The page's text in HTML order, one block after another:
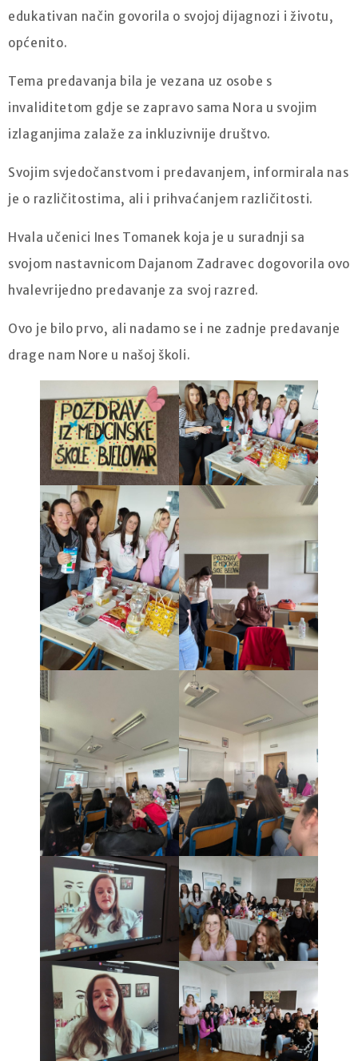
edukativan način govorila o svojoj dijagnozi i životu,
općenito.
Tema predavanja bila je vezana uz osobe s
invaliditetom gdje se zapravo sama Nora u svojim
izlaganjima zalaže za inkluzivnije društvo.
Svojim svjedočanstvom i predavanjem, informirala nas
je o različitostima, ali i prihvaćanjem različitosti.
Hvala učenici Ines Tomanek koja je u suradnji sa
svojom nastavnicom Dajanom Zadravec dogovorila ovo
hvalevrijedno predavanje za svoj razred.
Ovo je bilo prvo, ali nadamo se i ne zadnje predavanje
drage nam Nore u našoj školi.